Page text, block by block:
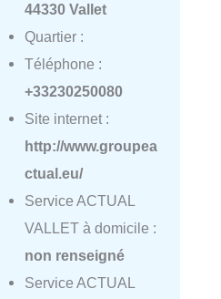
44330 Vallet
Quartier :
Téléphone :
+33230250080
Site internet :
http://www.groupea
ctual.eu/
Service ACTUAL
VALLET à domicile :
non renseigné
Service ACTUAL